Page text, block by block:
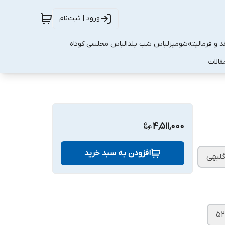
ورود | ثبت‌نام
و فرمالیتهشومیزلباس شب یلدالباس مجلسی کوتاه
گلبهی
۵۲
4,511,000
افزودن به سبد خرید